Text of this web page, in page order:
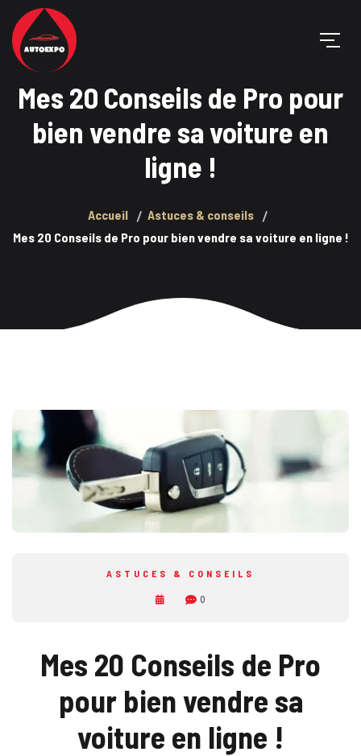
Mes 20 Conseils de Pro pour
bien vendre sa voiture en
ligne !
Accueil
Astuces & conseils
Mes 20 Conseils de Pro pour bien vendre sa voiture en ligne !
ASTUCES & CONSEILS
0
Mes 20 Conseils de Pro
pour bien vendre sa
voiture en ligne !